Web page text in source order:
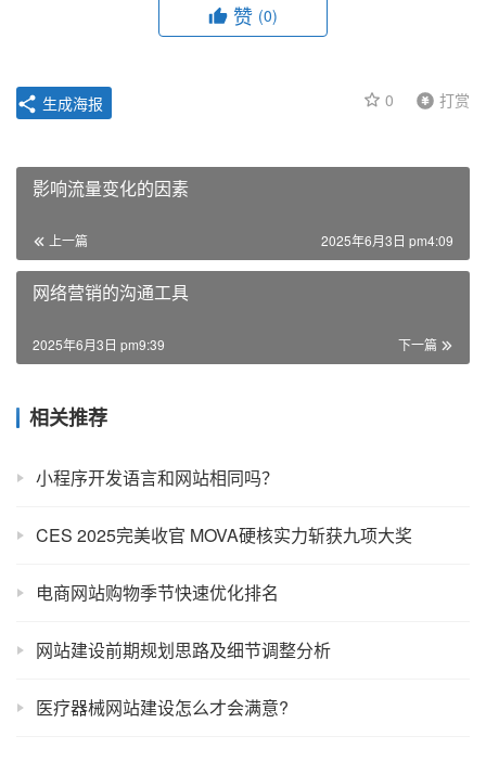
赞 (0)
0 打赏
生成海报
影响流量变化的因素
上一篇 2025年6月3日 pm4:09
网络营销的沟通工具
下一篇
2025年6月3日 pm9:39
相关推荐
小程序开发语言和网站相同吗？
CES 2025完美收官 MOVA硬核实力斩获九项大奖
电商网站购物季节快速优化排名
网站建设前期规划思路及细节调整分析
医疗器械网站建设怎么才会满意?